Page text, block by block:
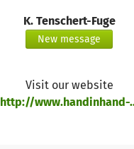
K. Tenschert-Fuge
New message
Visit our website
http://www.handinhand-